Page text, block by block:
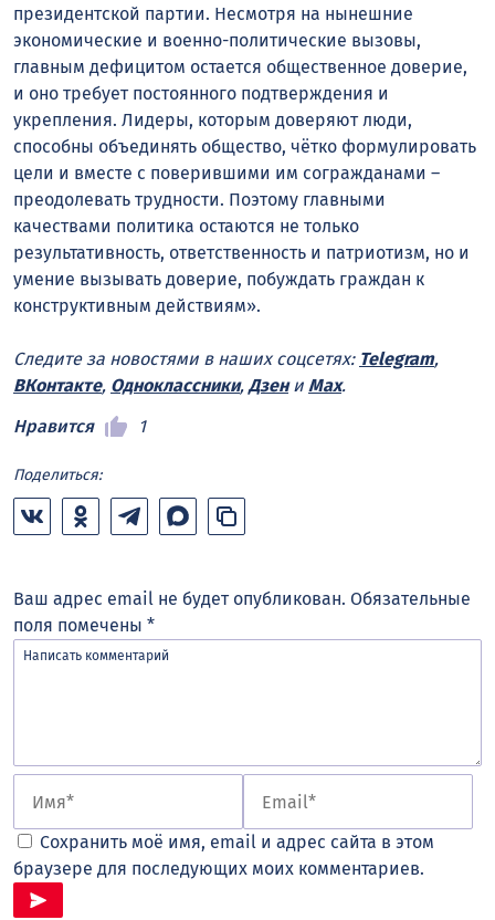
президентской партии. Несмотря на нынешние
экономические и военно-политические вызовы,
главным дефицитом остается общественное доверие,
и оно требует постоянного подтверждения и
укрепления. Лидеры, которым доверяют люди,
способны объединять общество, чётко формулировать
цели и вместе с поверившими им согражданами –
преодолевать трудности. Поэтому главными
качествами политика остаются не только
результативность, ответственность и патриотизм, но и
умение вызывать доверие, побуждать граждан к
конструктивным действиям».
Следите за новостями в наших соцсетях: Telegram,
ВКонтакте, Одноклассники, Дзени Max.
Нравится
1
Поделиться:
Ваш адрес email не будет опубликован. Обязательные
поля помечены *
Сохранить моё имя, email и адрес сайта в этом
браузере для последующих моих комментариев.